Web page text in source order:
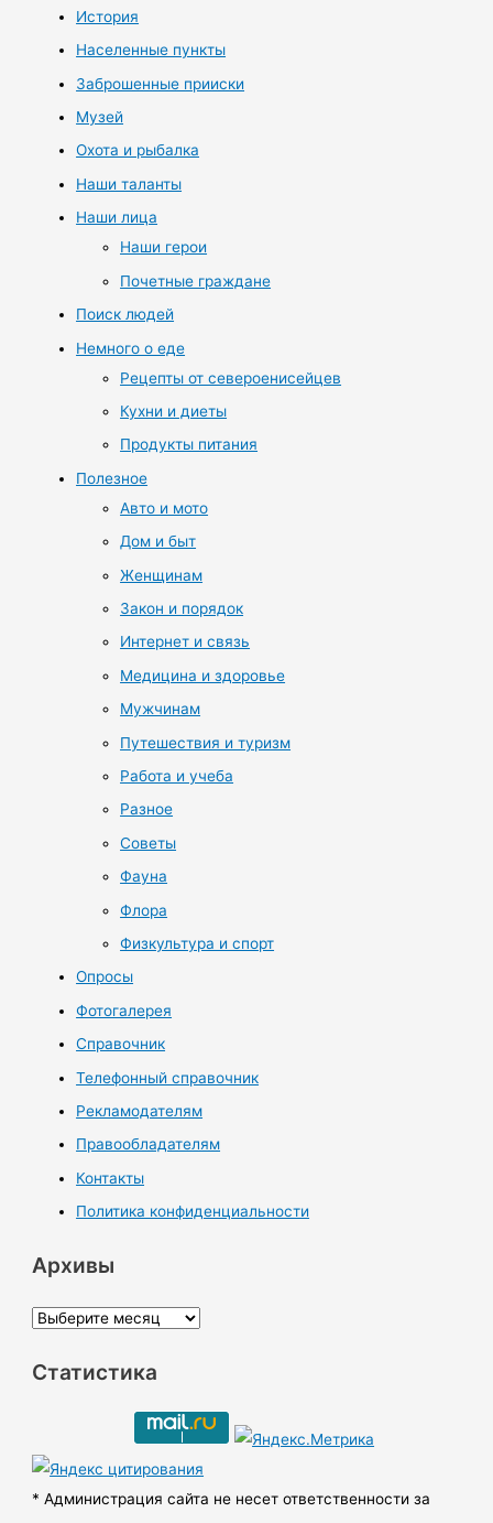
История
Населенные пункты
Заброшенные прииски
Музей
Охота и рыбалка
Наши таланты
Наши лица
Наши герои
Почетные граждане
Поиск людей
Немного о еде
Рецепты от североенисейцев
Кухни и диеты
Продукты питания
Полезное
Авто и мото
Дом и быт
Женщинам
Закон и порядок
Интернет и связь
Медицина и здоровье
Мужчинам
Путешествия и туризм
Работа и учеба
Разное
Советы
Фауна
Флора
Физкультура и спорт
Опросы
Фотогалерея
Справочник
Телефонный справочник
Рекламодателям
Правообладателям
Контакты
Политика конфиденциальности
Архивы
А
х
ы
Статистика
* Администрация сайта не несет ответственности за